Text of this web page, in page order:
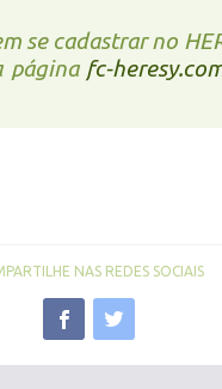
se cadastrar no
página fc-
NAS REDES SOCIAIS